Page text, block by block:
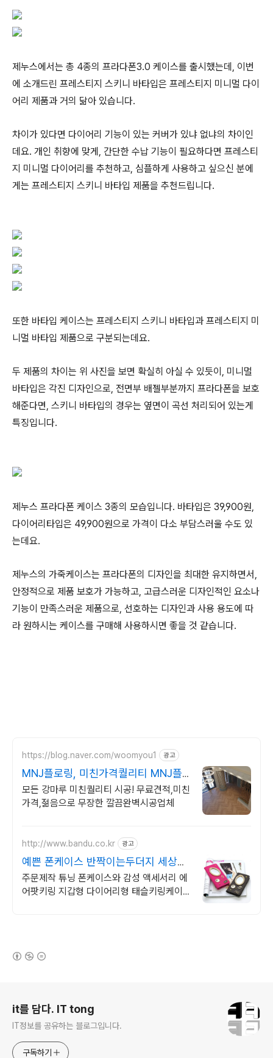
제누스에서는 총 4종의 프라다폰3.0 케이스를 출시했는데, 이번
에 소개드린 프레스티지 스키니 바타입은 프레스티지 미니멀 다이
어리 제품과 거의 닮아 있습니다.
차이가 있다면 다이어리 기능이 있는 커버가 있냐 없냐의 차이인
데요. 개인 취향에 맞게, 간단한 수납 기능이 필요하다면 프레스티
지 미니멀 다이어리를 추천하고, 심플하게 사용하고 싶으신 분에
게는 프레스티지 스키니 바타입 제품을 추천드립니다.
또한 바타입 케이스는 프레스티지 스키니 바타입과 프레스티지 미
니멀 바타입 제품으로 구분되는데요.
두 제품의 차이는 위 사진을 보면 확실히 아실 수 있듯이, 미니멀
바타입은 각진 디자인으로, 전면부 배젤부분까지 프라다폰을 보호
해준다면, 스키니 바타입의 경우는 옆면이 곡선 처리되어 있는게
특징입니다.
제누스 프라다폰 케이스 3종의 모습입니다. 바타입은 39,900원,
다이어리타입은 49,900원으로 가격이 다소 부담스러울 수도 있
는데요.
제누스의 가죽케이스는 프라다폰의 디자인을 최대한 유지하면서,
안정적으로 제품 보호가 가능하고, 고급스러운 디자인적인 요소나
기능이 만족스러운 제품으로, 선호하는 디자인과 사용 용도에 따
라 원하시는 케이스를 구매해 사용하시면 좋을 것 같습니다.
https://blog.naver.com/woomyou1 광고
MNJ플로링, 미친가격퀄리티 MNJ플
로링
모든 강마루 미친퀄리티 시공! 무료견적,미친
가격,젊음으로 무장한 깔끔완벽시공업체
http://www.bandu.co.kr 광고
예쁜 폰케이스 반짝이는두더지 세상에
하나뿐인 내 폰케이스
주문제작 튜닝 폰케이스와 감성 액세서리 에
어팟키링 지갑형 다이어리형 태슬키링케이
it를 담다. IT tong
IT정보를 공유하는 블로그입니다.
구독하기